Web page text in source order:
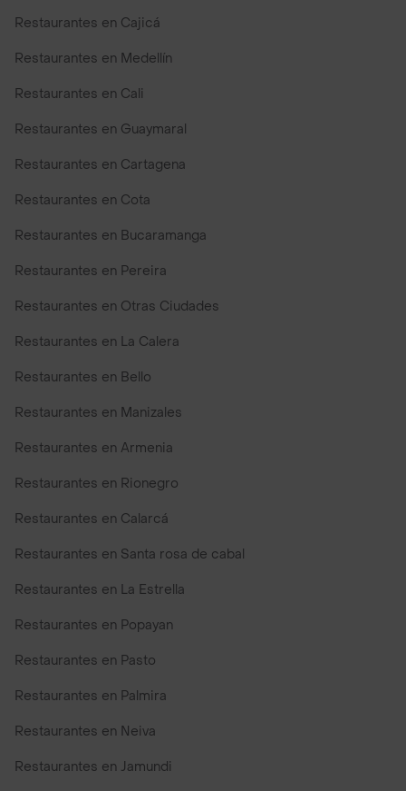
Restaurantes en Cajicá
Restaurantes en Medellín
Restaurantes en Cali
Restaurantes en Guaymaral
Restaurantes en Cartagena
Restaurantes en Cota
Restaurantes en Bucaramanga
Restaurantes en Pereira
Restaurantes en Otras Ciudades
Restaurantes en La Calera
Restaurantes en Bello
Restaurantes en Manizales
Restaurantes en Armenia
Restaurantes en Rionegro
Restaurantes en Calarcá
Restaurantes en Santa rosa de cabal
Restaurantes en La Estrella
Restaurantes en Popayan
Restaurantes en Pasto
Restaurantes en Palmira
Restaurantes en Neiva
Restaurantes en Jamundi